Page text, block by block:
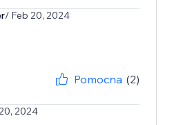
/ Feb 20, 2024
Pomocna (2)
2024